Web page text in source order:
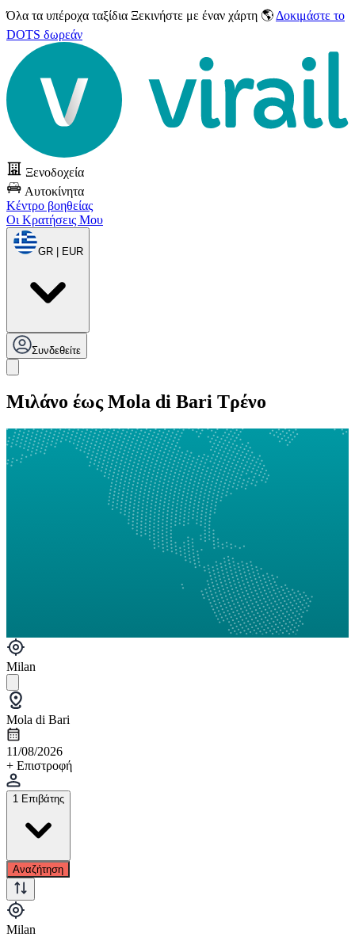
Όλα τα υπέροχα ταξίδια Ξεκινήστε με έναν χάρτη 🌎 Δοκιμάστε το
DOTS δωρεάν
Ξενοδοχεία
Αυτοκίνητα
Κέντρο βοηθείας
Οι Κρατήσεις Μου
GR | EUR
Συνδεθείτε
Μιλάνο έως Mola di Bari Τρένο
Milan
Mola di Bari
11/08/2026
+ Επιστροφή
1 Επιβάτης
Αναζήτηση
Milan